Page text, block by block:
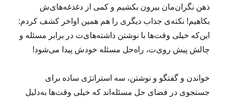
ذهن‌ نگران‌مان بیرون بکشیم و کمی از دغدغه‌های‌ش
بکاهیم! نکته‌ی جذاب دیگری را هم همین اواخر کشف کردم:
این‌که خیلی وقت‌ها با نوشتن داشته‌های‌ت در برابر مسئله و
چالش پیش روی‌ت، راه‌حل مسئله خودش پیدا می‌شود!
خواندن و گفتگو و نوشتن، سه استراتژی ساده‌ برای
جستجوی در فضای حل مسئله‌اند که خیلی وقت‌ها به‌دلیل